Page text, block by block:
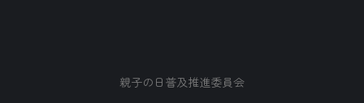
親子の日普及推進委員会